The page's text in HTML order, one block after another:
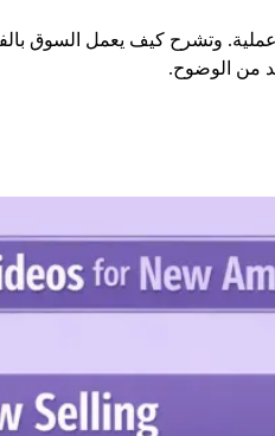
عملية. وتشرح كيف يعمل السوق
من الوضوح.